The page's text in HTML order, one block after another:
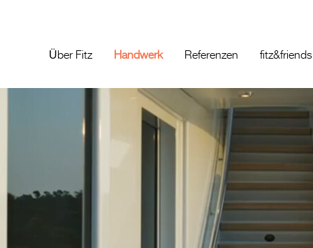
Über Fitz Handwerk Referenzen fitz&friends